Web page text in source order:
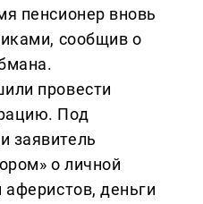
пенсионер вновь
сообщив о
провести
Под
заявитель
о личной
деньги